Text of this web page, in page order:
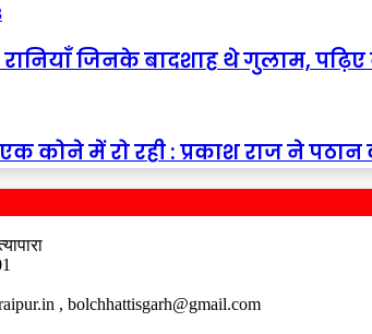
जिनके बादशाह थे गुलाम,
कोने में रो रही : प्रकाश राज ने
, bolchhattisgarh@gmail.com